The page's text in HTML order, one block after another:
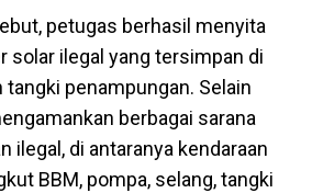
petugas berhasil menyita
solar ilegal yang tersimpan di
penampungan. Selain
berbagai sarana
ilegal, di antaranya kendaraan
BBM, pompa, selang, tangki